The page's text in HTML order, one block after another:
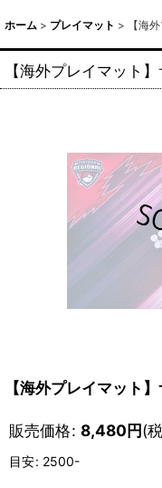
ホーム > プレイマット > 【海
【海外プレイマット
【海外プレイマット
販売価格: 8,480円(
目安: 2500-